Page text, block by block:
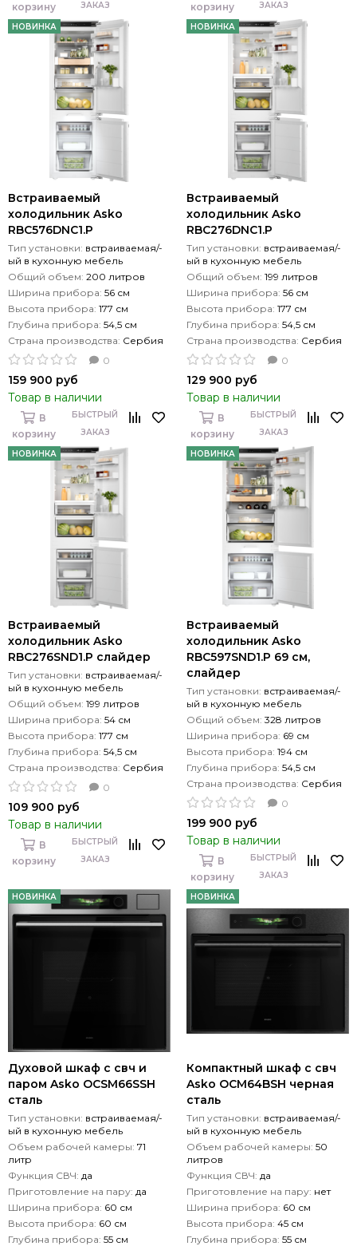
корзину ЗАКАЗ корзину ЗАКАЗ
НОВИНКА
Встраиваемый
холодильник Asko
RBC576DNC1.P
Тип установки: встраиваемая/-
ый в кухонную мебель
Общий объем: 200 литров
Ширина прибора: 56 см
Высота прибора: 177 см
Глубина прибора: 54,5 см
Страна производства: Сербия
0
159 900 руб
Товар в наличии
В
корзину
БЫСТРЫЙ
ЗАКАЗ
НОВИНКА
Встраиваемый
холодильник Asko
RBC276DNC1.P
Тип установки: встраиваемая/-
ый в кухонную мебель
Общий объем: 199 литров
Ширина прибора: 56 см
Высота прибора: 177 см
Глубина прибора: 54,5 см
Страна производства: Сербия
0
129 900 руб
Товар в наличии
В
корзину
БЫСТРЫЙ
ЗАКАЗ
НОВИНКА
Встраиваемый
холодильник Asko
RBC276SND1.P слайдер
Тип установки: встраиваемая/-
ый в кухонную мебель
Общий объем: 199 литров
Ширина прибора: 54 см
Высота прибора: 177 см
Глубина прибора: 54,5 см
Страна производства: Сербия
0
109 900 руб
Товар в наличии
В
корзину
БЫСТРЫЙ
ЗАКАЗ
НОВИНКА
Встраиваемый
холодильник Asko
RBC597SND1.P 69 см,
слайдер
Тип установки: встраиваемая/-
ый в кухонную мебель
Общий объем: 328 литров
Ширина прибора: 69 см
Высота прибора: 194 см
Глубина прибора: 54,5 см
Страна производства: Сербия
0
199 900 руб
Товар в наличии
В
корзину
БЫСТРЫЙ
ЗАКАЗ
НОВИНКА
Духовой шкаф с свч и
паром Asko OCSM66SSH
сталь
Тип установки: встраиваемая/-
ый в кухонную мебель
Объем рабочей камеры: 71
литр
Функция СВЧ: да
Приготовление на пару: да
Ширина прибора: 60 см
Высота прибора: 60 см
Глубина прибора: 55 см
НОВИНКА
Компактный шкаф с свч
Asko OCM64BSH черная
сталь
Тип установки: встраиваемая/-
ый в кухонную мебель
Объем рабочей камеры: 50
литров
Функция СВЧ: да
Приготовление на пару: нет
Ширина прибора: 60 см
Высота прибора: 45 см
Глубина прибора: 55 см